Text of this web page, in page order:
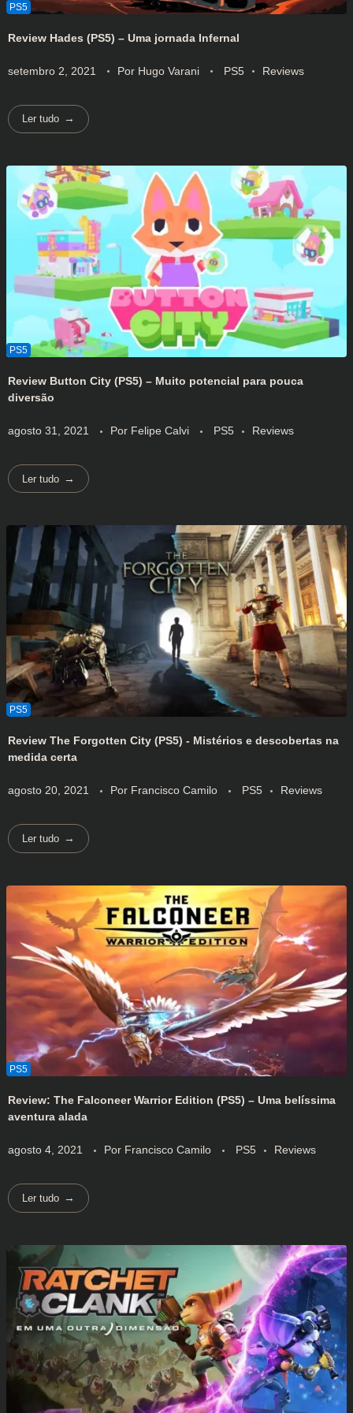
Review Hades (PS5) – Uma jornada Infernal
setembro 2, 2021 Por Hugo Varani PS5 Reviews
Ler tudo
Review Button City (PS5) – Muito potencial para pouca
diversão
agosto 31, 2021 Por Felipe Calvi PS5 Reviews
Ler tudo
Review‌ ‌The‌ ‌Forgotten‌ ‌City‌ ‌(PS5)‌ ‌-‌ ‌Mistérios‌ ‌e‌ ‌descobertas‌ ‌na‌
‌medida‌ ‌certa‌ ‌
agosto 20, 2021 Por Francisco Camilo PS5 Reviews
Ler tudo
Review: The Falconeer Warrior Edition (PS5) – Uma belíssima
aventura alada
agosto 4, 2021 Por Francisco Camilo PS5 Reviews
Ler tudo